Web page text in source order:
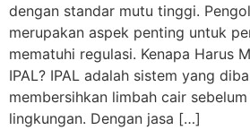
dengan standar mutu tinggi.
merupakan aspek penting untuk
mematuhi regulasi. Kenapa Harus
IPAL? IPAL adalah sistem yang
membersihkan limbah cair
lingkungan. Dengan jasa […]